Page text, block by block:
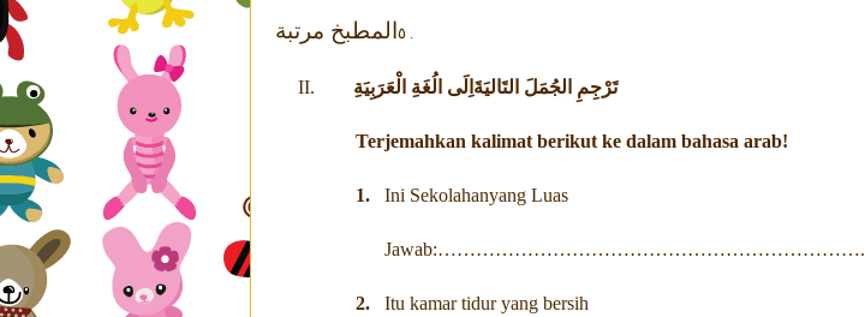
المطبخ مرتبة . ٥
II. تَرْجِمِ الجُمَلَ التَاليَةَاِلَى الُغَةِ الْعَرَبِيَةِ
Terjemahkan kalimat berikut ke dalam bahasa arab!
1. Ini Sekolahanyang Luas
Jawab:………………………………………………………….
2. Itu kamar tidur yang bersih